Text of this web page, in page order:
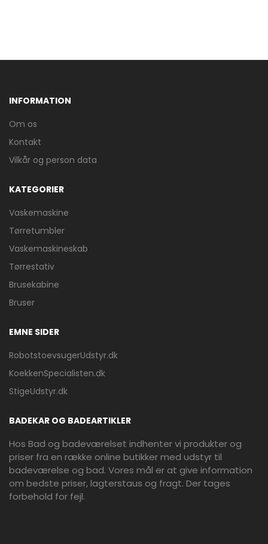
INFORMATION
Om os
Kontakt
Vilkår og person data
KATEGORIER
Vaskemaskine
Tørretumbler
Vaskemaskineskab
Tørrestativ
Brusekabine
Bruser
EMNE SIDER
RobotstoevsugerUdstyr.dk
KoekkenSpecialisten.dk
StigeUdstyr.dk
BADEKAR OG BADEARTIKLER
Hos Bad og badeværelset indhenter vi produkter og
priser fra en række online butikker med udstyr til
badeværelse og bad. Vores mål er at give information
om bedste priser, lagterstaus og fragt. Der tages
forbehold for fejl.